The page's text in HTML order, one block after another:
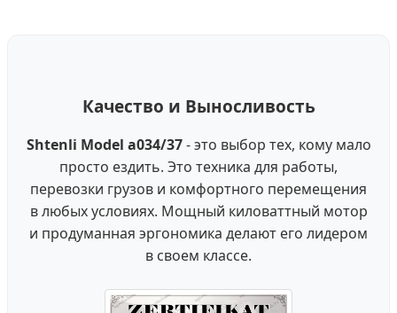
Качество и Выносливость
Shtenli Model а034/37- это выбор тех, кому мало
просто ездить. Это техника для работы,
перевозки грузов и комфортного перемещения
в любых условиях. Мощный киловаттный мотор
и продуманная эргономика делают его лидером
в своем классе.